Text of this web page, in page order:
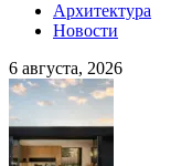
Архитектура
Новости
6 августа, 2026